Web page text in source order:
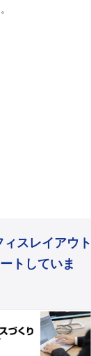
スレイアウト
トしていま